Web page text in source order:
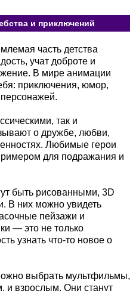
и приключений
часть детства
учат доброте и
В мире анимации
приключения, юмор,
так и
о дружбе, любви,
Любимые герои
для подражания и
быть рисованными, 3D
В них можно увидеть
пейзажи и
— это не только
узнать что-то новое о
выбрать мультфильмы,
и взрослым. Они станут